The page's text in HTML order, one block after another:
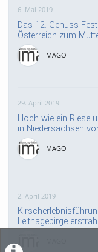
6. Mai 2019
Das 12. Genuss-
Österreich zum
IMAGO
29. April 2019
Hoch wie ein Riese
in Niedersachsen
IMAGO
2. April 2019
Leithagebirge